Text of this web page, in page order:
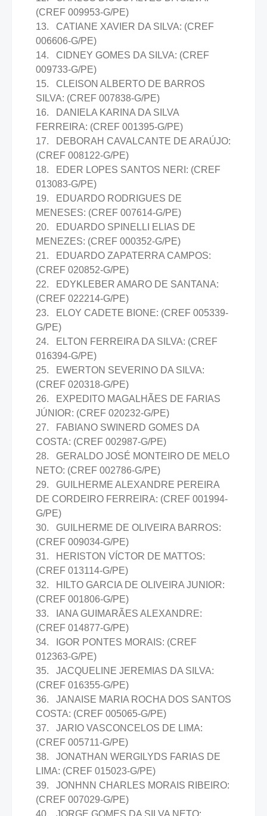
(CREF 009953-G/PE)
13. CATIANE XAVIER DA SILVA: (CREF
006606-G/PE)
14. CIDNEY GOMES DA SILVA: (CREF
009733-G/PE)
15. CLEISON ALBERTO DE BARROS
SILVA: (CREF 007838-G/PE)
16. DANIELA KARINA DA SILVA
FERREIRA: (CREF 001395-G/PE)
17. DEBORAH CAVALCANTE DE ARAÚJO:
(CREF 008122-G/PE)
18. EDER LOPES SANTOS NERI: (CREF
013083-G/PE)
19. EDUARDO RODRIGUES DE
MENESES: (CREF 007614-G/PE)
20. EDUARDO SPINELLI ELIAS DE
MENEZES: (CREF 000352-G/PE)
21. EDUARDO ZAPATERRA CAMPOS:
(CREF 020852-G/PE)
22. EDYKLEBER AMARO DE SANTANA:
(CREF 022214-G/PE)
23. ELOY CADETE BIONE: (CREF 005339-
G/PE)
24. ELTON FERREIRA DA SILVA: (CREF
016394-G/PE)
25. EWERTON SEVERINO DA SILVA:
(CREF 020318-G/PE)
26. EXPEDITO MAGALHÃES DE FARIAS
JÚNIOR: (CREF 020232-G/PE)
27. FABIANO SWINERD GOMES DA
COSTA: (CREF 002987-G/PE)
28. GERALDO JOSÉ MONTEIRO DE MELO
NETO: (CREF 002786-G/PE)
29. GUILHERME ALEXANDRE PEREIRA
DE CORDEIRO FERREIRA: (CREF 001994-
G/PE)
30. GUILHERME DE OLIVEIRA BARROS:
(CREF 009034-G/PE)
31. HERISTON VÍCTOR DE MATTOS:
(CREF 013114-G/PE)
32. HILTO GARCIA DE OLIVEIRA JUNIOR:
(CREF 001806-G/PE)
33. IANA GUIMARÃES ALEXANDRE:
(CREF 014877-G/PE)
34. IGOR PONTES MORAIS: (CREF
012363-G/PE)
35. JACQUELINE JEREMIAS DA SILVA:
(CREF 016355-G/PE)
36. JANAISE MARIA ROCHA DOS SANTOS
COSTA: (CREF 005065-G/PE)
37. JARIO VASCONCELOS DE LIMA:
(CREF 005711-G/PE)
38. JONATHAN WERGILYDS FARIAS DE
LIMA: (CREF 015023-G/PE)
39. JONHNN CHARLES MORAIS RIBEIRO:
(CREF 007029-G/PE)
40. JORGE GOMES DA SILVA NETO: